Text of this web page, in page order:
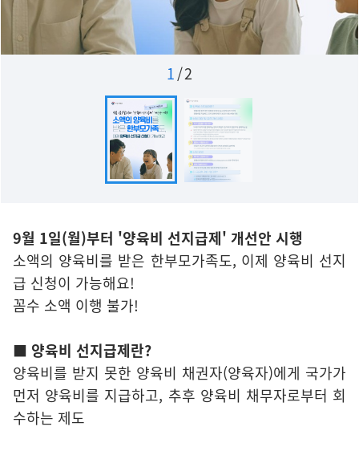
1/2
9월 1일(월)부터 '양육비 선지급제' 개선안 시행
소액의 양육비를 받은 한부모가족도, 이제 양육비 선지
급 신청이 가능해요!
꼼수 소액 이행 불가!
■ 양육비 선지급제란?
양육비를 받지 못한 양육비 채권자(양육자)에게 국가가
먼저 양육비를 지급하고, 추후 양육비 채무자로부터 회
수하는 제도